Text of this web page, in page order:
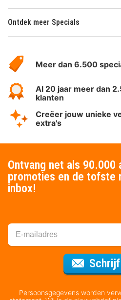
Ontdek meer Specials
HotelSpecials
Meer dan 6.500
Al 20 jaar meer dan
klanten
Creëer jouw unieke
extra's
Ontvang net als 90.000
promoties en de tofste
inbox!
Persoonsgegevens worden